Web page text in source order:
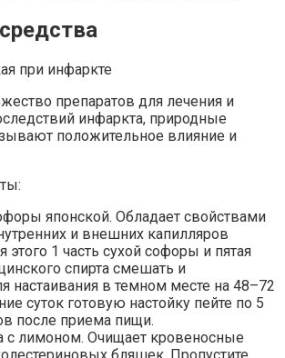
препаратов для лечения и
инфаркта, природные
положительное влияние и
японской. Обладает свойствами
и внешних капилляров
этого 1 часть сухой софоры и пятая
спирта смешать и
настаивания в темном месте на 48–72
суток готовую настойку пейте по 5
после приема пищи.
с лимоном. Очищает кровеносные
бляшек. Пропустите